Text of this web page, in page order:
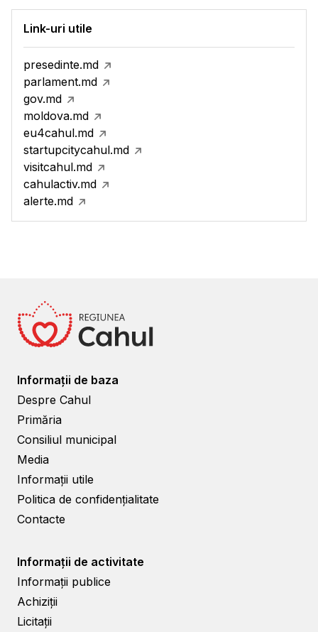
Link-uri utile
presedinte.md
parlament.md
gov.md
moldova.md
eu4cahul.md
startupcitycahul.md
visitcahul.md
cahulactiv.md
alerte.md
Informații de baza
Despre Cahul
Primăria
Consiliul municipal
Media
Informații utile
Politica de confidențialitate
Contacte
Informații de activitate
Informații publice
Achiziții
Licitații